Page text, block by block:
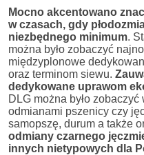
Mocno akcentowano
w czasach, gdy
niezbędnego minimum.
można było zobaczyć
międzyplonowe
oraz terminom siewu.
dedykowane uprawom
DLG można było
odmianami pszenicy czy
samopszę, durum a także
odmiany czarnego
innych nietypowych dla